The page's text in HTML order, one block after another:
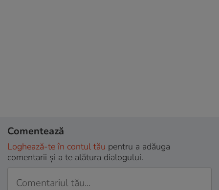
Comentează
Loghează-te în contul tău pentru a adăuga
comentarii și a te alătura dialogului.